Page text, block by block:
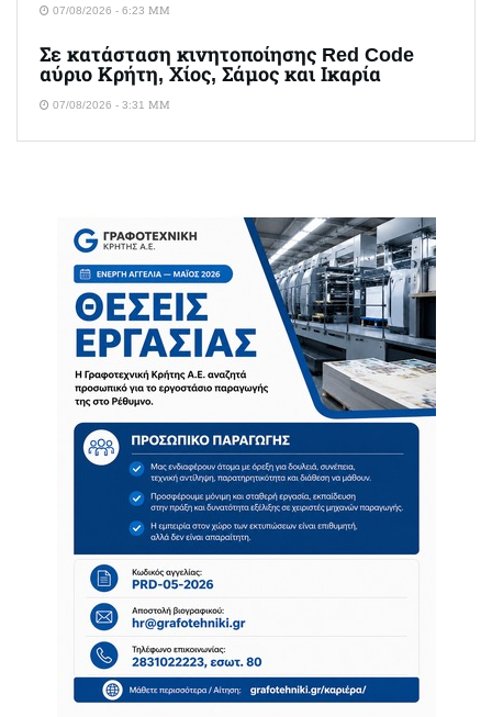
07/08/2026 - 6:23 ΜΜ
Σε κατάσταση κινητοποίησης Red Code
αύριο Κρήτη, Χίος, Σάμος και Ικαρία
07/08/2026 - 3:31 ΜΜ